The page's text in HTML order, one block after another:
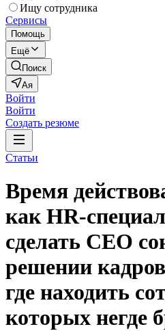
Ищу сотрудника
Сервисы
Помощь
Ещё
Поиск
Ая
Войти
Войти
Создать резюме
Статьи
Время
как HR-
сделать CEO
решении
где находить
которых негде